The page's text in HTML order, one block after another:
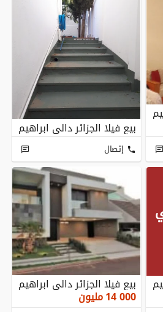
بيع فيلا الجزائر دالي ابراهيم
إتصال
بيع فيلا الجزائر دالي ابراهيم
14 000مليون